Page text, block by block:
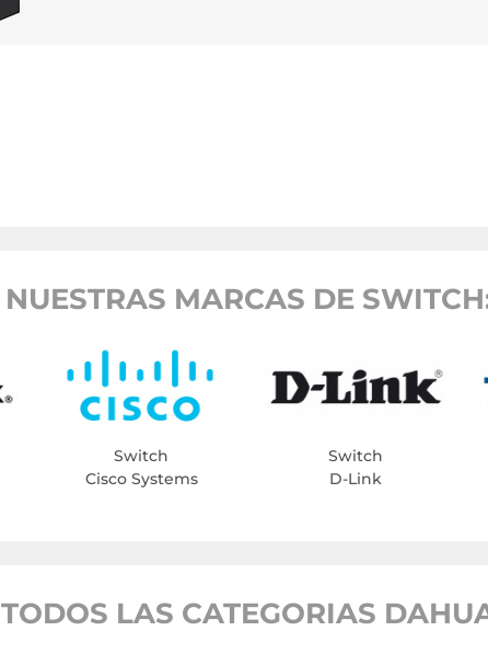
NUESTRAS MARCAS DE
Switch
Cisco Systems
Switch
D-Link
TODOS LAS CATEGORIAS